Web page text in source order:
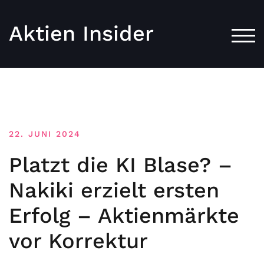
Aktien Insider
22. JUNI 2024
Platzt die KI Blase? –
Nakiki erzielt ersten
Erfolg – Aktienmärkte
vor Korrektur